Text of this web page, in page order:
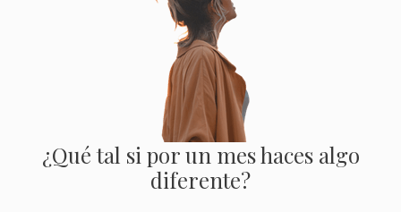
¿Qué tal si por un mes haces algo
diferente?